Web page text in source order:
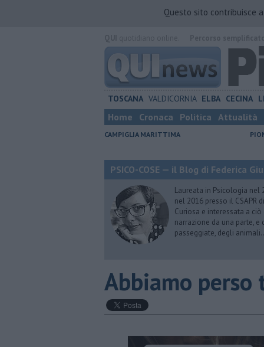
Questo sito contribuisce
TOSCANA VALDICORNIA ELBA CECINA
Home Cronaca Politica Attualità
CAMPIGLIA MARITTIMA
PSICO-COSE — il Blog di Federica
Laureata in Psicologia nel
nel 2016 presso il CSAPR
Curiosa e interessata a
narrazione da una parte,
passeggiate, degli
​Abbiamo